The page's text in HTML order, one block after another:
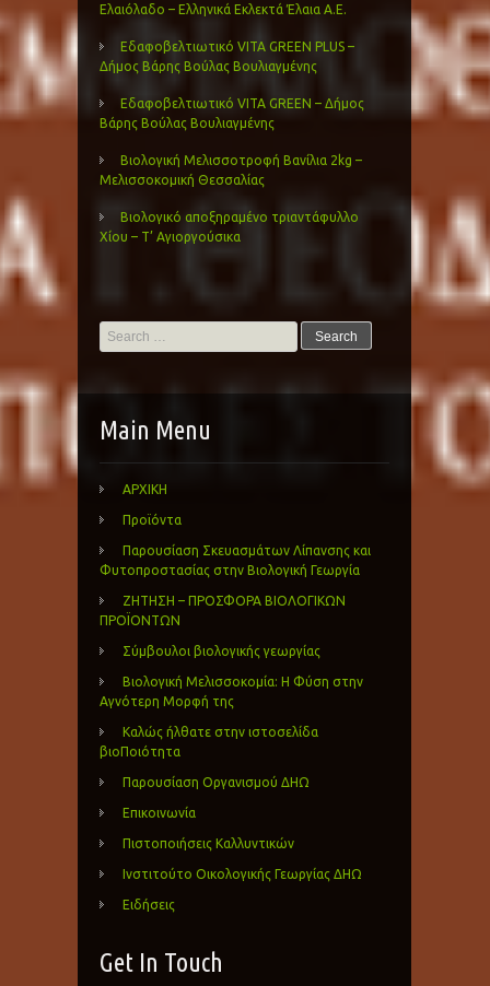
Ελαιόλαδο – Ελληνικά Εκλεκτά Έλαια Α.Ε.
Εδαφοβελτιωτικό VITA GREEN PLUS –
Δήμος Βάρης Βούλας Βουλιαγμένης
Εδαφοβελτιωτικό VITA GREEN – Δήμος
Βάρης Βούλας Βουλιαγμένης
Βιολογική Μελισσοτροφή Βανίλια 2kg –
Μελισσοκομική Θεσσαλίας
Βιολογικό αποξηραμένο τριαντάφυλλο
Χίου – Τ’ Αγιοργούσικα
Search
for:
Main Menu
ΑΡΧΙΚΗ
Προϊόντα
Παρουσίαση Σκευασμάτων Λίπανσης και
Φυτοπροστασίας στην Βιολογική Γεωργία
ΖΗΤΗΣΗ – ΠΡΟΣΦΟΡΑ ΒΙΟΛΟΓΙΚΩΝ
ΠΡΟΪΟΝΤΩΝ
Σύμβουλοι βιολογικής γεωργίας
Βιολογική Μελισσοκομία: Η Φύση στην
Αγνότερη Μορφή της
Καλώς ήλθατε στην ιστοσελίδα
βιοΠοιότητα
Παρουσίαση Οργανισμού ΔΗΩ
Επικοινωνία
Πιστοποιήσεις Καλλυντικών
Ινστιτούτο Οικολογικής Γεωργίας ΔΗΩ
Ειδήσεις
Get In Touch